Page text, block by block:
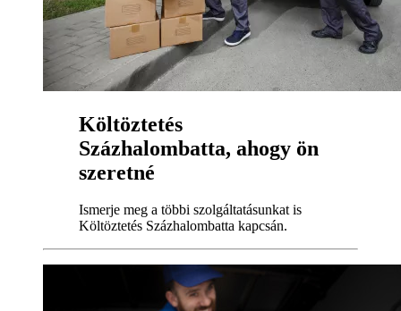
Költöztetés
Százhalombatta, ahogy ön
szeretné
Ismerje meg a többi szolgáltatásunkat is
Költöztetés Százhalombatta kapcsán.